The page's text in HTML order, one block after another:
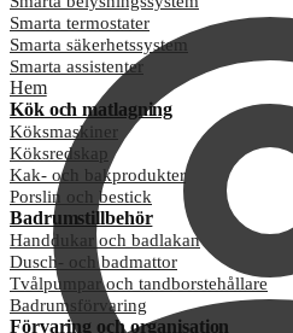
Smarta termostater
Smarta säkerhetssystem
Smarta assistenter
Hem
Kök och matlagning
Köksmaskiner
Köksredskap
Kak- och bakprodukter
Porslin och bestick
Badrumstillbehör
Handdukar och badlakan
Dusch- och badmattor
Tvålpumpar och tandborstehållare
Badrumsförvaring
Förvaring och organisation